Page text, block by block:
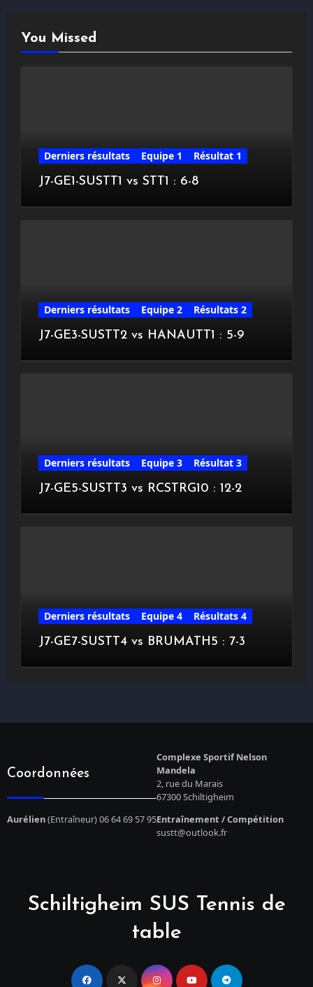
You Missed
Derniers résultats Equipe 1
Résultat 1
J7-GE1-SUSTT1 vs STT1 : 6-8
Derniers résultats Equipe 2
Résultats 2
J7-GE3-SUSTT2 vs HANAUTT1 : 5-9
Derniers résultats Equipe 3
Résultat 3
J7-GE5-SUSTT3 vs RCSTRG10 : 12-2
Derniers résultats Equipe 4
Résultats 4
J7-GE7-SUSTT4 vs BRUMATH5 : 7-3
Coordonnées
Complexe Sportif Nelson
Mandela
2, rue du Marais
67300 Schiltigheim
Aurélien(Entraîneur) 06 64 69 57 95Entraînement / Compétition
sustt@outlook.fr
Schiltigheim SUS Tennis de
table